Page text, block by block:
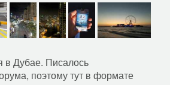
в Дубае. Писалось
поэтому тут в формате